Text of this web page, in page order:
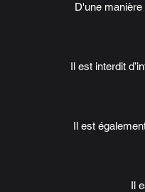
D'une
Il est interdit
Il est
Il